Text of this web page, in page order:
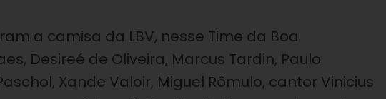
a camisa da LBV, nesse Time da Boa
Desireé de Oliveira, Marcus Tardin, Paulo
Xande Valoir, Miguel Rômulo, cantor Vinicius